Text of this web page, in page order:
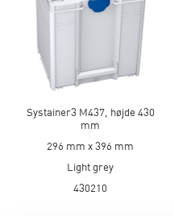
Systainer3 M437, højde 430
mm
296 mm x 396 mm
Light grey
430210